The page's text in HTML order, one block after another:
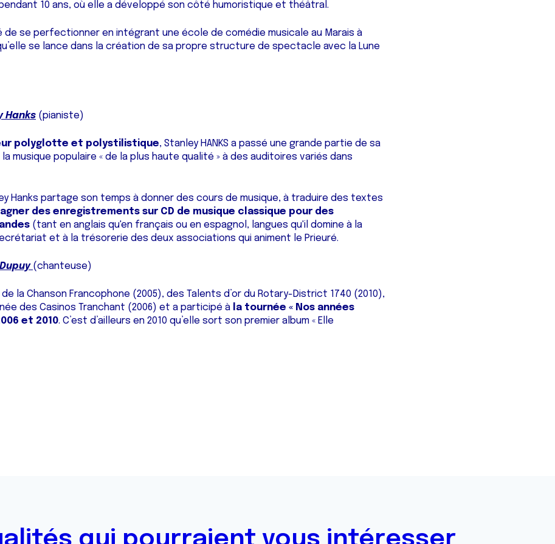
10 ans, où elle a développé son côté humoristique et théâtral.
de se perfectionner en intégrant une école de comédie musicale au Marais à
qu’elle se lance dans la création de sa propre structure de spectacle avec la Lune
Hanks (pianiste)
polyglotte et polystilistique, Stanley HANKS a passé une grande partie de sa
musique populaire « de la plus haute qualité » à des auditoires variés dans
Hanks partage son temps à donner des cours de musique, à traduire des textes
des enregistrements sur CD de musique classique pour des
(tant en anglais qu'en français ou en espagnol, langues qu'il domine à la
et à la trésorerie des deux associations qui animent le Prieuré.
Dupuy (chanteuse)
de la Chanson Francophone (2005), des Talents d’or du Rotary-District 1740 (2010),
des Casinos Tranchant (2006) et a participé à la tournée « Nos années
et 2010. C’est d’ailleurs en 2010 qu’elle sort son premier album « Elle